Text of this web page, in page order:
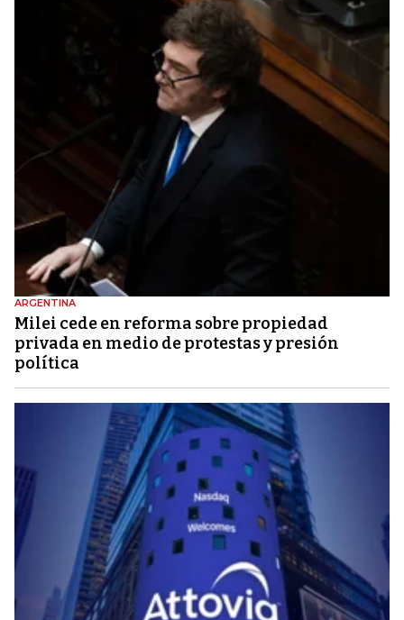
ARGENTINA
Milei cede en reforma sobre propiedad
privada en medio de protestas y presión
política